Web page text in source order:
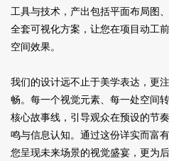
工具与技术，产出包括平面布局图
全套可视化方案，让您在项目动工
空间效果。
我们的设计远不止于美学表达，更
畅。每一个视觉元素、每一处空间
核心故事线，引导观众在预设的节
鸣与信息认知。通过这份详实而富
您呈现未来场景的视觉盛宴，更为